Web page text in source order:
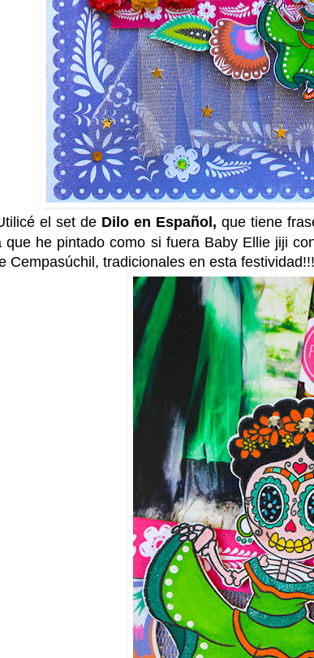
el set de Dilo en Español, que tiene
que he pintado como si fuera Baby Ellie jiji
Cempasúchil, tradicionales en esta